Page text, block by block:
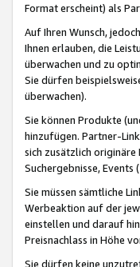
Format erscheint) als
Auf Ihren Wunsch,
Ihnen erlauben, die
überwachen und zu
Sie dürfen
überwachen).
Sie können Produkte
hinzufügen. Partner-
sich zusätzlich
Suchergebnisse,
Sie müssen sämtliche
Werbeaktion auf der
einstellen und darauf
Preisnachlass in Höhe
Sie dürfen keine